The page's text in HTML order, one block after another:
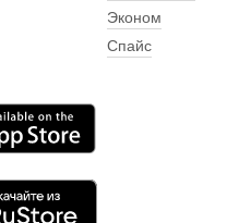
Эконом
Спайс